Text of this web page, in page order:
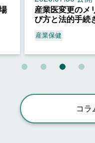
産業医変更のメ
び方と法的手続
産業保健
コラ